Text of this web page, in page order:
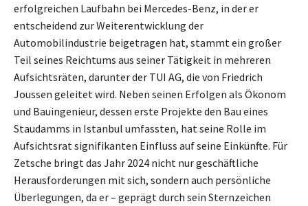
erfolgreichen Laufbahn bei Mercedes-Benz, in der er
entscheidend zur Weiterentwicklung der
Automobilindustrie beigetragen hat, stammt ein großer
Teil seines Reichtums aus seiner Tätigkeit in mehreren
Aufsichtsräten, darunter der TUI AG, die von Friedrich
Joussen geleitet wird. Neben seinen Erfolgen als Ökonom
und Bauingenieur, dessen erste Projekte den Bau eines
Staudamms in Istanbul umfassten, hat seine Rolle im
Aufsichtsrat signifikanten Einfluss auf seine Einkünfte. Für
Zetsche bringt das Jahr 2024 nicht nur geschäftliche
Herausforderungen mit sich, sondern auch persönliche
Überlegungen, da er – geprägt durch sein Sternzeichen